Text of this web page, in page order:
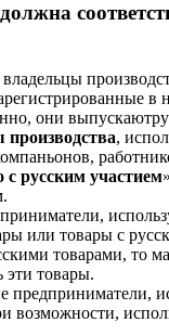
владельцы
они
,
с русским участием
или товары с
товарами, то
эти товары.
предприниматели,
возможности,